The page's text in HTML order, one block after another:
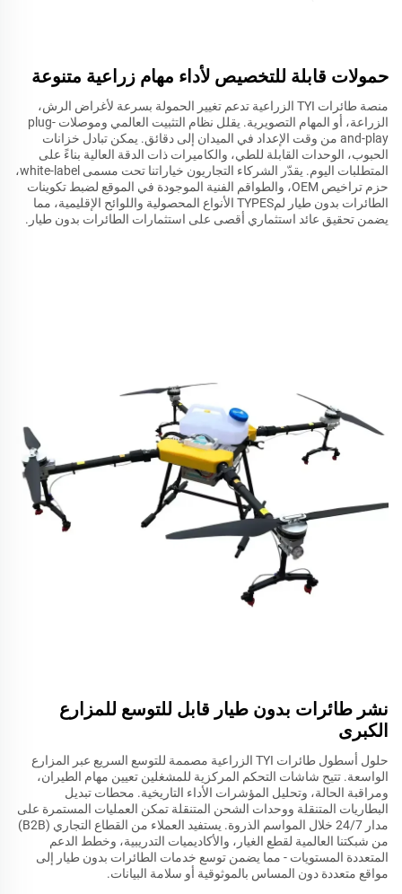
حمولات قابلة للتخصيص لأداء مهام زراعية متنوعة
منصة طائرات TYI الزراعية تدعم تغيير الحمولة بسرعة لأغراض الرش،
الزراعة، أو المهام التصويرية. يقلل نظام التثبيت العالمي وموصلات plug-
and-play من وقت الإعداد في الميدان إلى دقائق. يمكن تبادل خزانات
الحبوب، الوحدات القابلة للطي، والكاميرات ذات الدقة العالية بناءً على
المتطلبات اليوم. يقدّر الشركاء التجاريون خياراتنا تحت مسمى white-label،
حزم تراخيص OEM، والطواقم الفنية الموجودة في الموقع لضبط تكوينات
الطائرات بدون طيار لمTYPES الأنواع المحصولية واللوائح الإقليمية، مما
يضمن تحقيق عائد استثماري أقصى على استثمارات الطائرات بدون طيار.
نشر طائرات بدون طيار قابل للتوسع للمزارع
الكبرى
حلول أسطول طائرات TYI الزراعية مصممة للتوسع السريع عبر المزارع
الواسعة. تتيح شاشات التحكم المركزية للمشغلين تعيين مهام الطيران،
ومراقبة الحالة، وتحليل المؤشرات الأداء التاريخية. محطات تبديل
البطاريات المتنقلة ووحدات الشحن المتنقلة تمكن العمليات المستمرة على
مدار 24/7 خلال المواسم الذروة. يستفيد العملاء من القطاع التجاري (B2B)
من شبكتنا العالمية لقطع الغيار، والأكاديميات التدريبية، وخطط الدعم
المتعددة المستويات - مما يضمن توسع خدمات الطائرات بدون طيار إلى
مواقع متعددة دون المساس بالموثوقية أو سلامة البيانات.